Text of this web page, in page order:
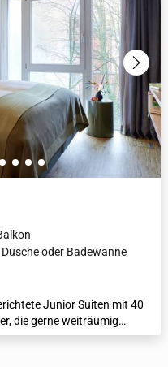
Dusche oder Badewanne
Junior Suiten mit 40
die gerne weiträumig
Auf Wunsch auch mit